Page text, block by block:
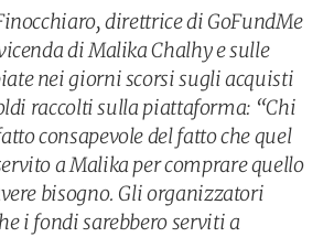
direttrice di GoFundMe
di Malika Chalhy e sulle
nei giorni scorsi sugli acquisti
raccolti sulla piattaforma: “Chi
consapevole del fatto che quel
a Malika per comprare quello
bisogno. Gli organizzatori
i fondi sarebbero serviti a